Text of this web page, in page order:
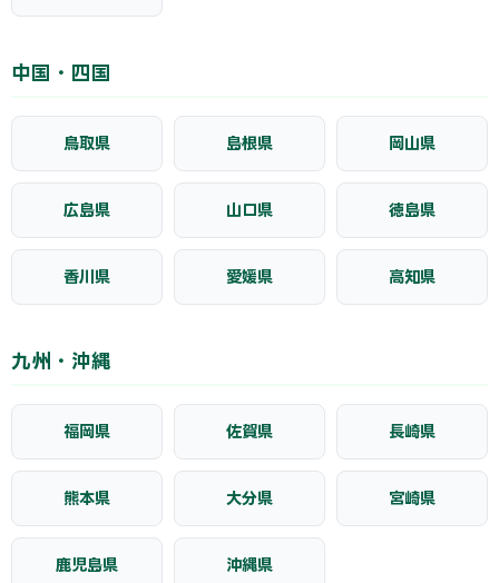
中国・四国
鳥取県 島根県 岡山県
広島県 山口県 徳島県
香川県 愛媛県 高知県
九州・沖縄
福岡県 佐賀県 長崎県
熊本県 大分県 宮崎県
鹿児島県 沖縄県